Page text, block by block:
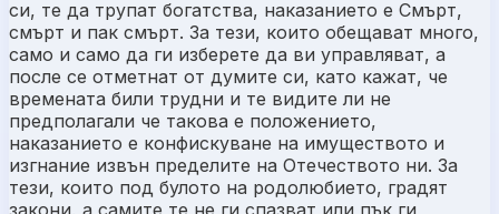
си, те да трупат богатства, наказанието е Смърт,
смърт и пак смърт. За тези, които обещават много,
само и само да ги изберете да ви управляват, а
после се отметнат от думите си, като кажат, че
времената били трудни и те видите ли не
предполагали че такова е положението,
наказанието е конфискуване на имуществото и
изгнание извън пределите на Отечеството ни. За
тези, които под булото на родолюбието, градят